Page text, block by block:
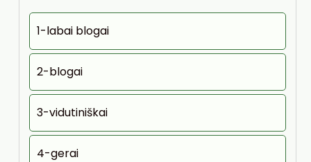
1-labai blogai
2-blogai
3-vidutiniškai
4-gerai